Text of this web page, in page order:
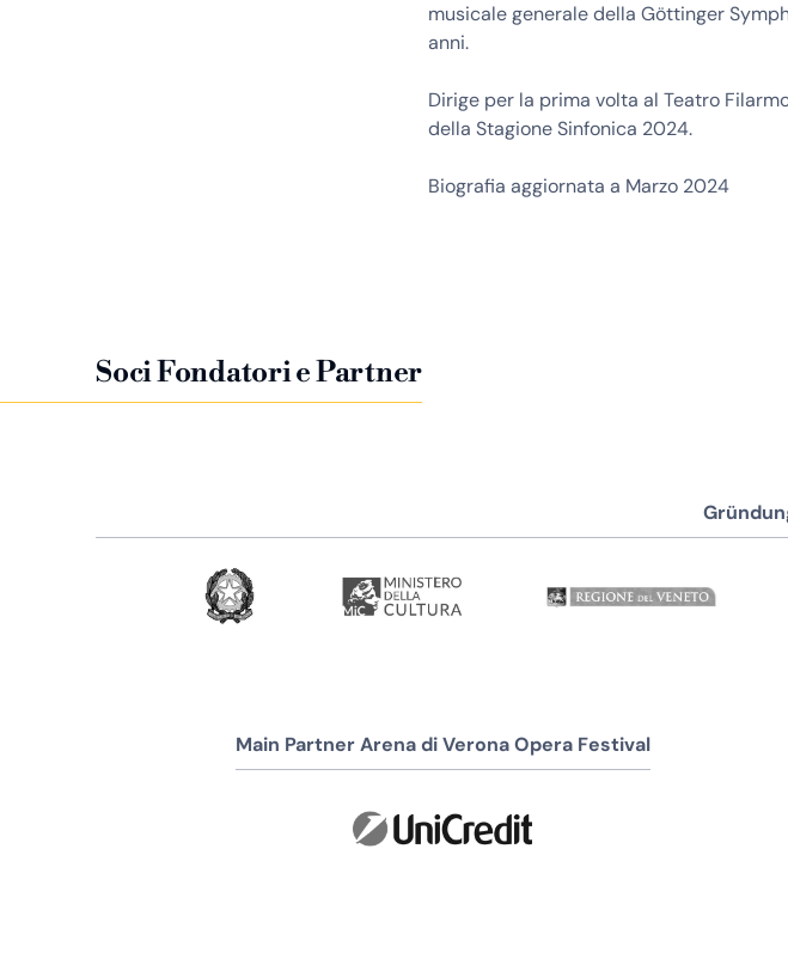
musicale generale della Göttinger
anni.
Dirige per la prima volta al Teatro
della Stagione Sinfonica 2024.
Biografia aggiornata a Marzo 2024
Soci Fondatori e Partner
Main Partner Arena di Verona Opera Festival